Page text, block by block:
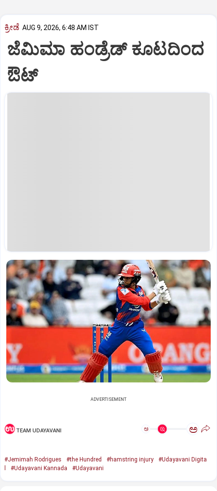
ಕ್ರೀಡೆ AUG 9, 2026, 6:48 AM IST
ಜೆಮಿಮಾ ಹಂಡ್ರೆಡ್‌ ಕೂಟದಿಂದ
ಔಟ್‌
ADVERTISEMENT
TEAM UDAYAVANI ಅ ಅ
#Jemimah Rodrigues #the Hundred #hamstring injury
#Udayavani Digita
#Udayavani Kannada #Udayavani